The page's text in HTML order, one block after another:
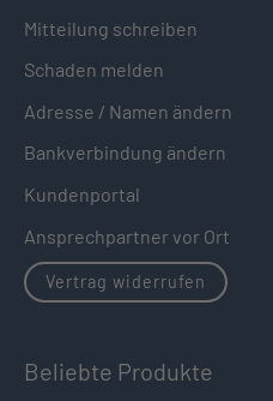
Mitteilung schreiben
Schaden melden
Adresse / Namen ändern
Bankverbindung ändern
Kundenportal
Ansprechpartner vor Ort
Vertrag widerrufen
Beliebte Produkte